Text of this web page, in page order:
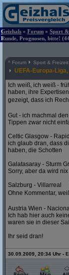
Geizhals » Forum » Sport
Runde, Prognosen, bitte!
^ Forum Sport & Freizeit
UEFA-Europa-
Ich weiß, ich weiß -
haben, ihre
gezeigt, dass ich
Gut - ich machmal
Tippen zwar nicht
Celtic Glasgow -
ich glaub dran, dass
haben, die Schotten
Galatasaray - Sturm
Sorry, aber da wird
Salzburg - Villarreal
Ohne Kommentar,
Austria Wien -
Ich hab hier auch
waren sie in dieser
Ihr seid dran!
30.09.2009, 20:34 Uhr -